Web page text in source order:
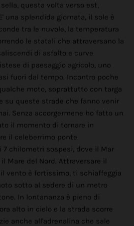
questa volta verso est,
una splendida giornata, il sole è
tra le nuvole, la temperatura
le statali che attraversano la
di asfalto e curve
di paesaggio agricolo, uno
fuori dal tempo. Incontro poche
moto, soprattutto con targa
su queste strade che fanno venir
Senza accorgermene ho fatto un
il momento di tornare in
il celeberrimo ponte
7 chilometri sospesi, dove il Mar
Mare del Nord. Attraversare il
vento è fortissimo, ti schiaffeggia
sotto al sedere di un metro
In lontananza è pieno di
alto in cielo e la strada scorre
anche all'adrenalina che sale